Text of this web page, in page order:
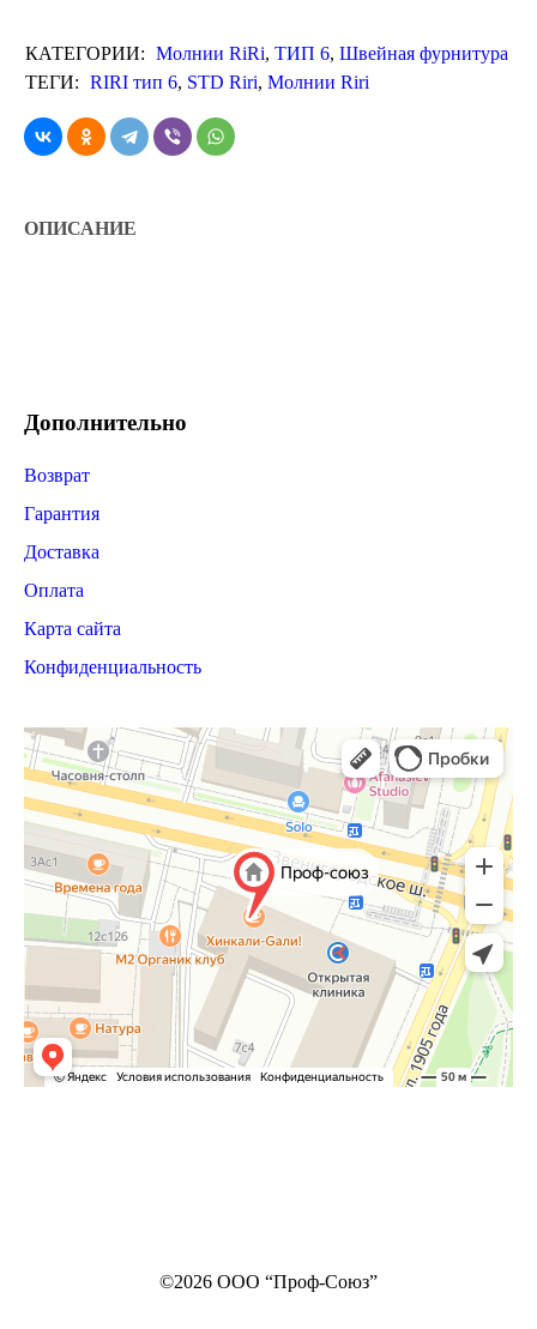
КАТЕГОРИИ: Молнии RiRi, ТИП 6, Швейная фурнитура
ТЕГИ: RIRI тип 6, STD Riri, Молнии Riri
ОПИСАНИЕ
Дополнительно
Возврат
Гарантия
Доставка
Оплата
Карта сайта
Конфиденциальность
©2026 ООО “Проф-Союз”